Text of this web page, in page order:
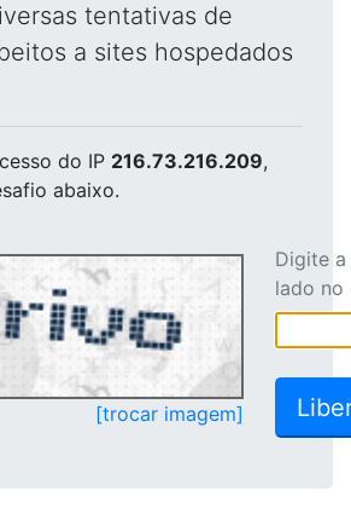
tentativas de
a sites hospedados
do IP 216.73.216.209,
abaixo.
[trocar imagem]
Digite
lado no